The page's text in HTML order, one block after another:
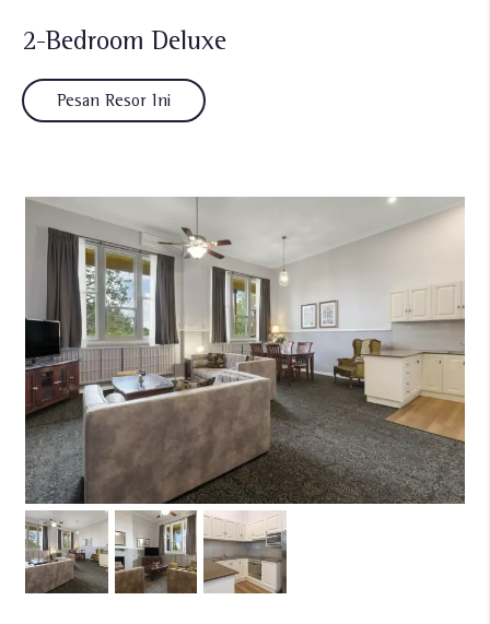
2-Bedroom Deluxe
Pesan Resor Ini